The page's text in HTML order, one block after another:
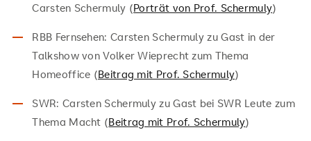
Carsten Schermuly (Porträt von Prof. Schermuly)
RBB Fernsehen: Carsten Schermuly zu Gast in der
Talkshow von Volker Wieprecht zum Thema
Homeoffice (Beitrag mit Prof. Schermuly)
SWR: Carsten Schermuly zu Gast bei SWR Leute zum
Thema Macht (Beitrag mit Prof. Schermuly)